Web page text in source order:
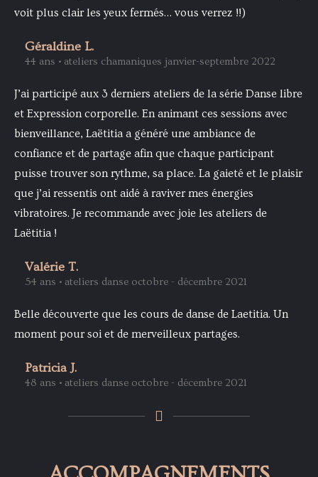
voit plus clair les yeux fermés… vous verrez !!)
Géraldine L.
44 ans • ateliers chamaniques janvier-septembre 2022
J’ai participé aux 3 derniers ateliers de la série Danse libre
et Expression corporelle. En animant ces sessions avec
bienveillance, Laëtitia a généré une ambiance de
confiance et de partage afin que chaque participant
puisse trouver son rythme, sa place. La gaieté et le plaisir
que j’ai ressentis ont aidé à raviver mes énergies
vibratoires. Je recommande avec joie les ateliers de
Laëtitia !
Valérie T.
54 ans • ateliers danse octobre - décembre 2021
Belle découverte que les cours de danse de Laetitia. Un
moment pour soi et de merveilleux partages.
Patricia J.
48 ans • ateliers danse octobre - décembre 2021